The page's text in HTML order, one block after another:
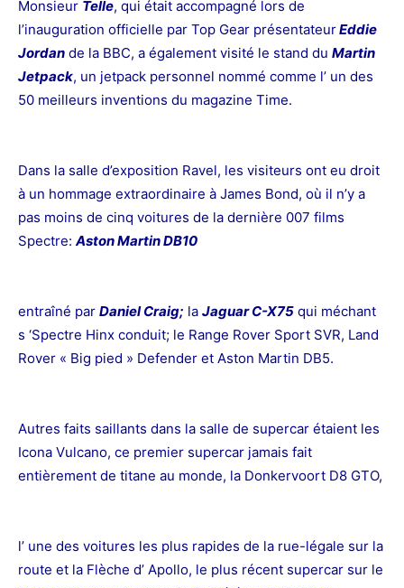
Monsieur Telle, qui était accompagné lors de
l’inauguration officielle par Top Gear présentateurEddie
Jordan de la BBC, a également visité le stand du Martin
Jetpack, un jetpack personnel nommé comme l’ un des
50 meilleurs inventions du magazine Time.
Dans la salle d’exposition Ravel, les visiteurs ont eu droit
à un hommage extraordinaire à James Bond, où il n’y a
pas moins de cinq voitures de la dernière 007 films
Spectre:Aston Martin DB10
entraîné par Daniel Craig; la Jaguar C-X75 qui méchant
s ‘Spectre Hinx conduit; le Range Rover Sport SVR, Land
Rover « Big pied » Defender et Aston Martin DB5.
Autres faits saillants dans la salle de supercar étaient les
Icona Vulcano, ce premier supercar jamais fait
entièrement de titane au monde, la Donkervoort D8 GTO,
l’ une des voitures les plus rapides de la rue-légale sur la
route et la Flèche d’ Apollo, le plus récent supercar sur le